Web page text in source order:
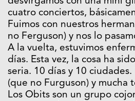
cuatro conciertos,
Fuimos con nuestros
no Ferguson) y nos lo
A la vuelta, estuvimos
días. Esta vez, la cosa ha
seria. 10 días y 10
(que no Furguson) y mucha
Los Obits son un grupo